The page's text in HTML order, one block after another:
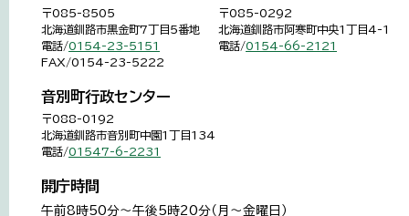
〒085-8505
北海道釧路市黒金町7丁目5番地
電話/0154-23-5151
FAX/0154-23-5222
〒085-0292
北海道釧路市阿寒町中央1丁目4-1
電話/0154-66-2121
音別町行政センター
〒088-0192
北海道釧路市音別町中園1丁目134
電話/01547-6-2231
開庁時間
午前8時50分～午後5時20分（月～金曜日）